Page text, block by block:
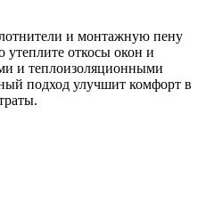
и монтажную пену
утеплите откосы окон и
и теплоизоляционными
подход улучшит комфорт в